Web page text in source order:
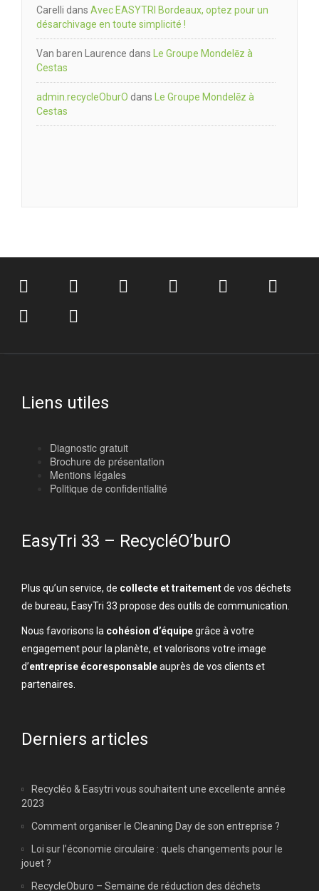
Carelli dans Avec EASYTRI Bordeaux, optez pour un
désarchivage en toute simplicité !
Van baren Laurence dans Le Groupe Mondelēz à
Cestas
admin.recycleOburO dans Le Groupe Mondelēz à
Cestas
Liens utiles
Diagnostic gratuit
Brochure de présentation
Mentions légales
Politique de confidentialité
EasyTri 33 – RecycléO’burO
Plus qu’un service, de collecte et traitementde vos déchets
de bureau, EasyTri 33 propose des outils de communication.
Nous favorisons la cohésion d’équipegrâce à votre
engagement pour la planète, et valorisons votre image
d’entreprise écoresponsableauprès de vos clients et
partenaires.
Derniers articles
Recycléo & Easytri vous souhaitent une excellente année
2023
Comment organiser le Cleaning Day de son entreprise ?
Loi sur l’économie circulaire : quels changements pour le
jouet ?
RecycleOburo – Semaine de réduction des déchets